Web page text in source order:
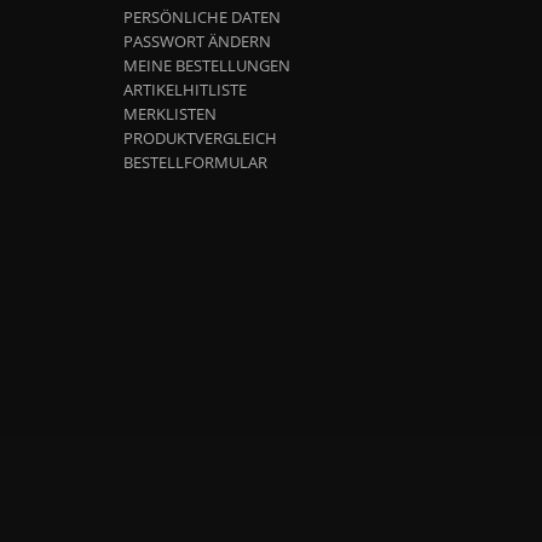
PERSÖNLICHE DATEN
PASSWORT ÄNDERN
MEINE BESTELLUNGEN
ARTIKELHITLISTE
MERKLISTEN
PRODUKTVERGLEICH
BESTELLFORMULAR